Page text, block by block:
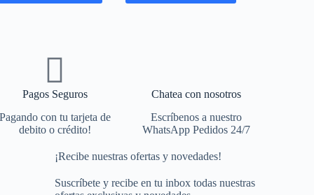
Pagos Seguros
Pagando con tu tarjeta de
debito o crédito!
Chatea con nosotros
Escríbenos a nuestro
WhatsApp Pedidos 24/7
¡Recibe nuestras ofertas y novedades!
Suscríbete y recibe en tu inbox todas nuestras